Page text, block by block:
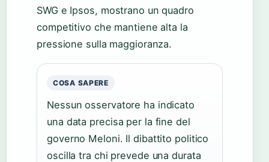
SWG e Ipsos, mostrano un quadro
competitivo che mantiene alta la
pressione sulla maggioranza.
COSA SAPERE
Nessun osservatore ha indicato
una data precisa per la fine del
governo Meloni. Il dibattito politico
oscilla tra chi prevede una durata